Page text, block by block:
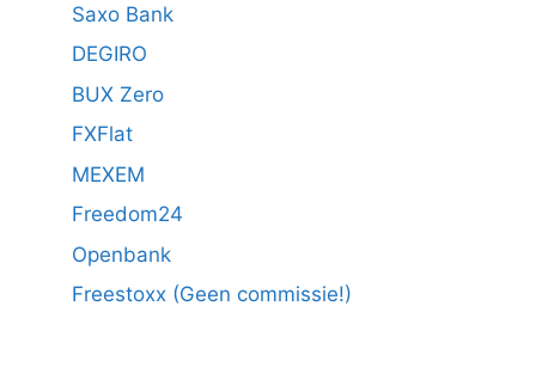
Saxo Bank
DEGIRO
BUX Zero
FXFlat
MEXEM
Freedom24
Openbank
Freestoxx (Geen commissie!)